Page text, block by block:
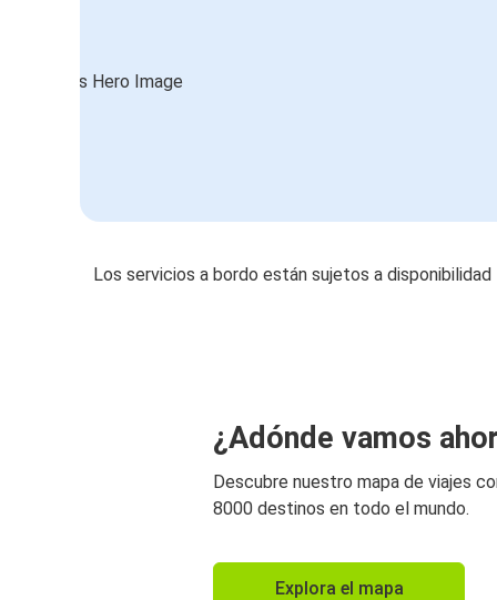
Los servicios a bordo están sujetos a disponibilidad
¿Adónde vamos
Descubre nuestro mapa de viajes
8000 destinos en todo el mundo.
Explora el mapa